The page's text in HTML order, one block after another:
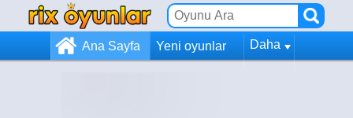
Ana Sayfa Yeni oyunlar Daha